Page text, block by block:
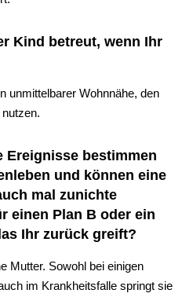
Kind betreut, wenn Ihr
unmittelbarer Wohnnähe, den
Ereignisse bestimmen
und können eine
mal zunichte
einen Plan B oder ein
Ihr zurück greift?
Mutter. Sowohl bei einigen
im Krankheitsfalle springt sie